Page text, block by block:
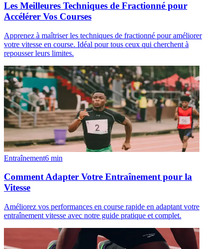
Les Meilleures Techniques de Fractionné pour
Accélérer Vos Courses
Apprenez à maîtriser les techniques de fractionné pour améliorer
votre vitesse en course. Idéal pour tous ceux qui cherchent à
repousser leurs limites.
Entraînement6 min
Comment Adapter Votre Entraînement pour la
Vitesse
Améliorez vos performances en course rapide en adaptant votre
entraînement vitesse avec notre guide pratique et complet.